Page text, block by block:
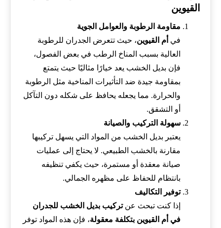
القيوين
مقاومة الرطوبة والعوامل الجوية
في أم القيوين، حيث تتعرض الجدران للرطوبة
العالية بسبب المناخ الرطب في بعض الفصول،
فإن بديل الخشب يعد خيارًا مثاليًا حيث يتمتع
بمقاومة جيدة ضد التأثيرات المناخية مثل الرطوبة
والحرارة. مما يجعله يحافظ على شكله دون التآكل
أو التشقق.
سهولة التركيب والصيانة
يعتبر بديل الخشب من المواد التي يسهل تركيبها
مقارنة بالخشب الطبيعي. لا يحتاج إلى عمليات
صيانة معقدة أو مستمرة، حيث يكفي تنظيفه
بانتظام للحفاظ على مظهره الجمالي.
توفير التكاليف
إذا كنت تبحث عنتركيب بديل الخشب للجدران
في أم القيوين بتكلفة معقولة، فإن هذه المواد توفر